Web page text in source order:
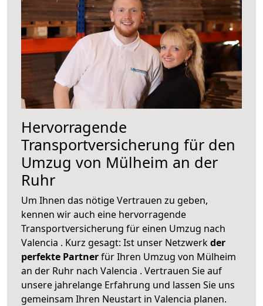
Hervorragende
Transportversicherung für den
Umzug von Mülheim an der
Ruhr
Um Ihnen das nötige Vertrauen zu geben,
kennen wir auch eine hervorragende
Transportversicherung für einen Umzug nach
Valencia . Kurz gesagt: Ist unser Netzwerkder
perfekte Partnerfür Ihren Umzug von Mülheim
an der Ruhr nach Valencia . Vertrauen Sie auf
unsere jahrelange Erfahrung und lassen Sie uns
gemeinsam Ihren Neustart in Valencia planen.